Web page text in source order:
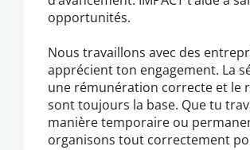
opportunités.
Nous travaillons avec des
apprécient ton engagement. La
une rémunération correcte et le
sont toujours la base. Que tu
manière temporaire ou
organisons tout correctement